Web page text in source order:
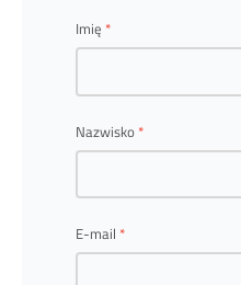
Imię
Nazwisko
E-mail